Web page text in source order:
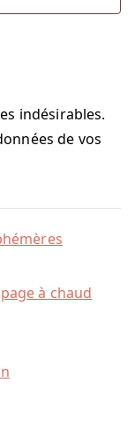
indésirables.
de vos
à chaud